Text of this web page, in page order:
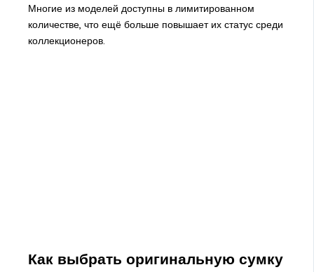
Многие из моделей доступны в лимитированном
количестве, что ещё больше повышает их статус среди
коллекционеров.
Как выбрать оригинальную сумку